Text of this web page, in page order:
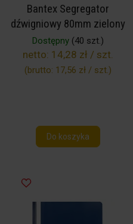
Bantex Segregator
dźwigniowy 80mm zielony
Dostępny(40 szt.)
netto: 14,28 zł / szt.
(brutto: 17,56 zł / szt.)
Do koszyka